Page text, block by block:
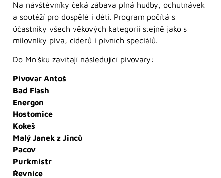
Na návštěvníky čeká zábava plná hudby, ochutnávek
a soutěží pro dospělé i děti. Program počítá s
účastníky všech věkových kategorií stejně jako s
milovníky piva, ciderů i pivních speciálů.
Do Mníšku zavítají následující pivovary:
Pivovar Antoš
Bad Flash
Energon
Hostomice
Kokeš
Malý Janek z Jinců
Pacov
Purkmistr
Řevnice